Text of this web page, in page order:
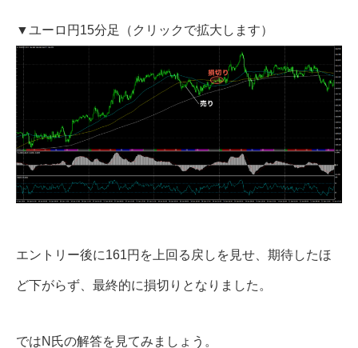
▼ユーロ円15分足（クリックで拡大します）
エントリー後に161円を上回る戻しを見せ、期待したほ
ど下がらず、最終的に損切りとなりました。
ではN氏の解答を見てみましょう。